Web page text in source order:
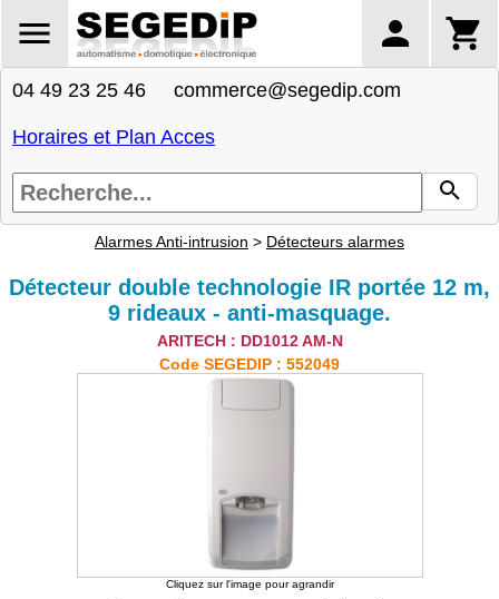
04 49 23 25 46 commerce@segedip.com
Horaires et Plan Acces
Alarmes Anti-intrusion > Détecteurs alarmes
Détecteur double technologie IR portée 12 m,
9 rideaux - anti-masquage.
ARITECH : DD1012 AM-N
Code SEGEDIP : 552049
Cliquez sur l'image pour agrandir